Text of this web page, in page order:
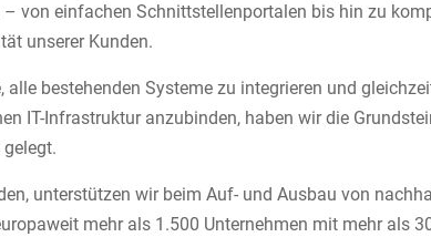
von einfachen Schnittstellenportalen bis hin zu
unserer Kunden.
bestehenden Systeme zu integrieren und
IT-Infrastruktur anzubinden, haben wir die
unterstützen wir beim Auf- und Ausbau von
mehr als 1.500 Unternehmen mit mehr als